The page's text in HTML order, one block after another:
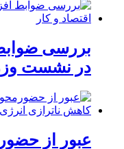
بررسی ضوابط
در نشست
عبور از